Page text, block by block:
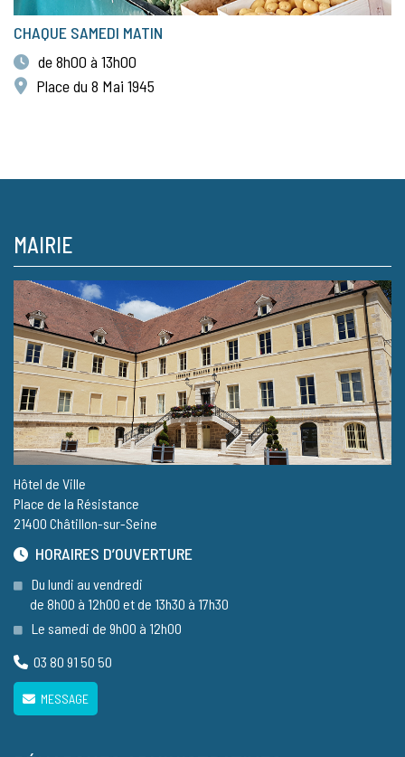
CHAQUE SAMEDI MATIN
de 8h00 à 13h00
Place du 8 Mai 1945
MAIRIE
Hôtel de Ville
Place de la Résistance
21400 Châtillon-sur-Seine
HORAIRES D’OUVERTURE
Du lundi au vendredi
de 8h00 à 12h00 et de 13h30 à 17h30
Le samedi de 9h00 à 12h00
03 80 91 50 50
MESSAGE